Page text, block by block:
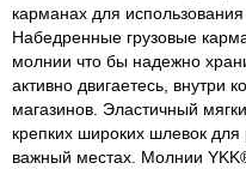
карманах для
Набедренные грузовые
молнии что бы надежно
активно двигаетесь, внутри
магазинов. Эластичный
крепких широких шлевок
важный местах. Молнии